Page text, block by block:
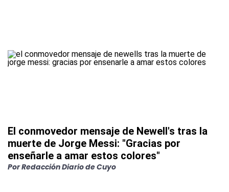
El conmovedor mensaje de Newell's tras la
muerte de Jorge Messi: "Gracias por
enseñarle a amar estos colores"
PorRedacción Diario de Cuyo